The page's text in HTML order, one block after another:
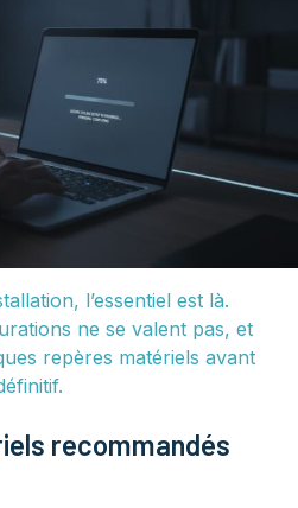
l’essentiel est là.
ne se valent pas, et
repères matériels avant
recommandés